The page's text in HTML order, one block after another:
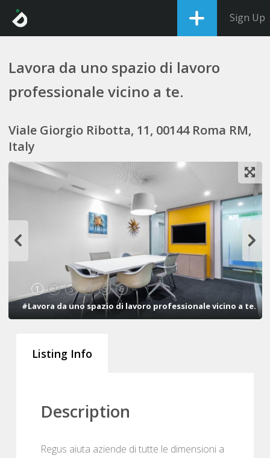
Sign Up
Lavora da uno spazio di lavoro
professionale vicino a te.
Viale Giorgio Ribotta, 11, 00144 Roma RM,
Italy
1 2 3 4 5 6
#Lavora da uno spazio di lavoro professionale vicino a te.
Listing Info
Description
Regus aiuta aziende di tutte le dimensioni a